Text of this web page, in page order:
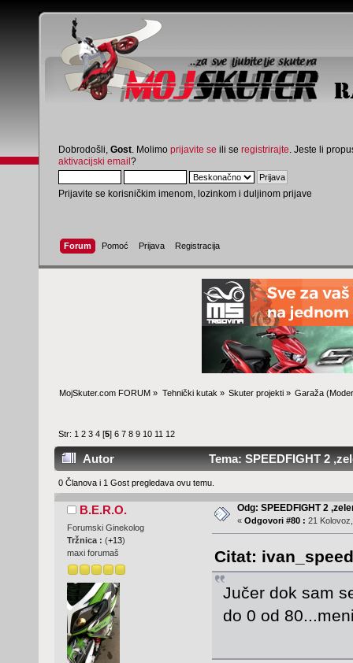
Dobrodošli, Gost . Molimo prijavite se ili se registrirajte . Jeste li
aktivacijski email?
Prijavite se korisničkim imenom, lozinkom i duljinom prijave
Forum Pomoć Prijava Registracija
MojSkuter.com FORUM » Tehnički kutak » Skuter projekti» Garaža
Str: 1 2 3 4 [5]6 7 8 9 10 11 12
Autor Tema: SPEEDFIGHT 2
0 Članova i 1 Gost pregledava ovu temu.
B.E.R.O.
Forumski Ginekolog
Tržnica : (+13)
maxi forumaš
Odg: SPEEDFIGHT 2
« Odgovori #80 : 21
Citat:
Jučer dok sam
do 0 od